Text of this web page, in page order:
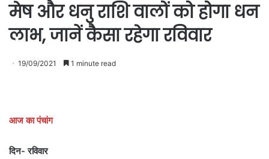
मेष और धनु राशि वालों को होगा धन
लाभ, जानें कैसा रहेगा रविवार
19/09/2021 1 minute read
आज का पंचांग
दिन- रविवार